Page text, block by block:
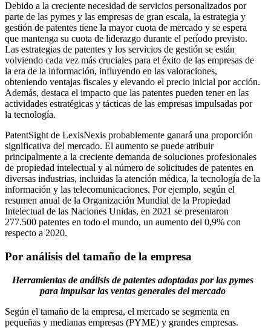
Debido a la creciente necesidad de servicios personalizados por
parte de las pymes y las empresas de gran escala, la estrategia y
gestión de patentes tiene la mayor cuota de mercado y se espera
que mantenga su cuota de liderazgo durante el período previsto.
Las estrategias de patentes y los servicios de gestión se están
volviendo cada vez más cruciales para el éxito de las empresas de
la era de la información, influyendo en las valoraciones,
obteniendo ventajas fiscales y elevando el precio inicial por acción.
Además, destaca el impacto que las patentes pueden tener en las
actividades estratégicas y tácticas de las empresas impulsadas por
la tecnología.
PatentSight de LexisNexis probablemente ganará una proporción
significativa del mercado. El aumento se puede atribuir
principalmente a la creciente demanda de soluciones profesionales
de propiedad intelectual y al número de solicitudes de patentes en
diversas industrias, incluidas la atención médica, la tecnología de la
información y las telecomunicaciones. Por ejemplo, según el
resumen anual de la Organización Mundial de la Propiedad
Intelectual de las Naciones Unidas, en 2021 se presentaron
277.500 patentes en todo el mundo, un aumento del 0,9% con
respecto a 2020.
Por análisis del tamaño de la empresa
Herramientas de análisis de patentes adoptadas por las pymes
para impulsar las ventas generales del mercado
Según el tamaño de la empresa, el mercado se segmenta en
pequeñas y medianas empresas (PYME) y grandes empresas.